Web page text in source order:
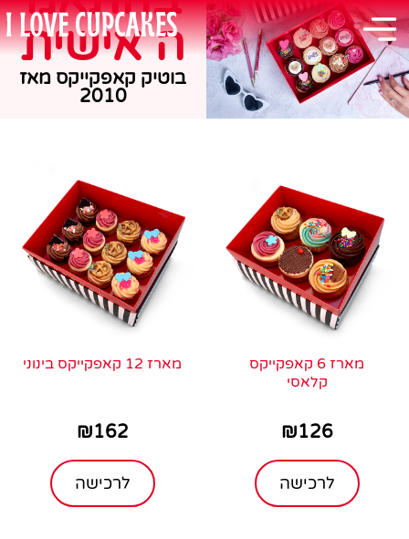
ה אישית
בוטיק קאפקייקס מאז
2010
מארז 6 קאפקייקס
קלאסי
₪126
לרכישה
מארז 12 קאפקייקס בינוני
₪162
לרכישה